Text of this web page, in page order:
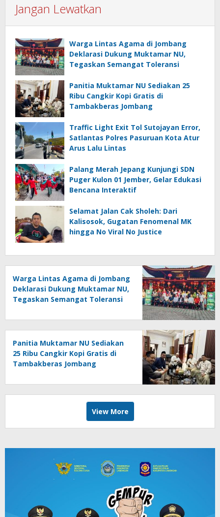
Jangan Lewatkan
Warga Lintas Agama di Jombang
Deklarasi Dukung Muktamar NU,
Tegaskan Semangat Toleransi
Panitia Muktamar NU Sediakan 25
Ribu Cangkir Kopi Gratis di
Tambakberas Jombang
Traffic Light Exit Tol Sutojayan Error,
Satlantas Polres Pasuruan Kota Atur
Arus Lalu Lintas
Palang Merah Jepang Kunjungi SDN
Puger Kulon 01 Jember, Gelar Edukasi
Bencana Interaktif
Selamat Jalan Cak Sholeh: Dari
Kalisosok, Gugatan Fenomenal MK
hingga No Viral No Justice
Warga Lintas Agama di Jombang
Deklarasi Dukung Muktamar NU,
Tegaskan Semangat Toleransi
Panitia Muktamar NU Sediakan
25 Ribu Cangkir Kopi Gratis di
Tambakberas Jombang
View More